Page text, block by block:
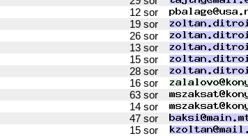
12 sor
19 sor
26 sor
13 sor
15 sor
28 sor
16 sor
63 sor
14 sor
47 sor
15 sor